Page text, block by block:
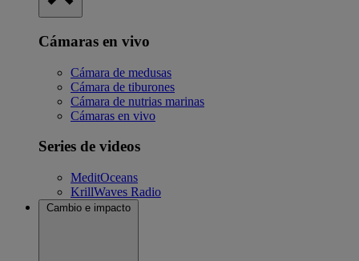
Cámaras en vivo
Cámara de medusas
Cámara de tiburones
Cámara de nutrias marinas
Cámaras en vivo
Series de videos
MeditOceans
KrillWaves Radio
Cambio e impacto